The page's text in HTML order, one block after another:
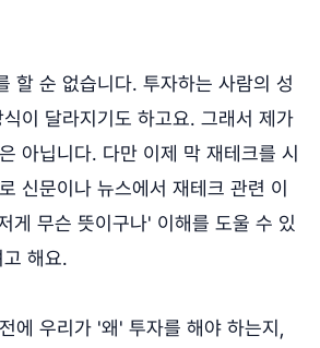
할 순 없습니다. 투자하는 사람의 성
이 달라지기도 하고요. 그래서 제가
아닙니다. 다만 이제 막 재테크를 시
신문이나 뉴스에서 재테크 관련 이
게 무슨 뜻이구나' 이해를 도울 수 있
해요.
에 우리가 '왜' 투자를 해야 하는지,